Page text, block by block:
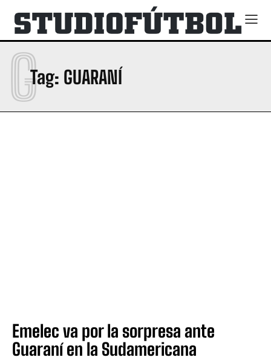
Tag: GUARANÍ
G
Emelec va por la sorpresa ante
Guaraní en la Sudamericana